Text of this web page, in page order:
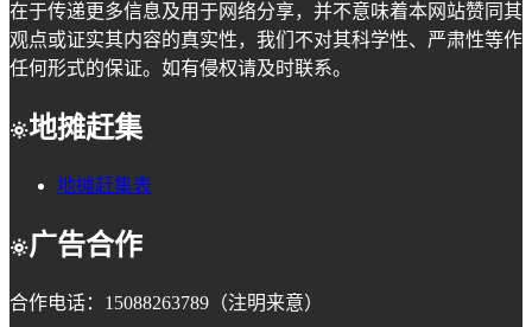
在于传递更多信息及用于网络分享，并不意味着本网站赞同其
观点或证实其内容的真实性，我们不对其科学性、严肃性等作
任何形式的保证。如有侵权请及时联系。
地摊赶集
地摊赶集表
广告合作
合作电话：15088263789（注明来意）